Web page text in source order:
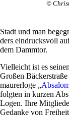
©
Stadt und man
ders ein­drucks­voll
dem Dammtor.
Viel­leicht ist es
Großen
mau­rer­loge „
folgten in kurzen
Logen. Ihre
Gedanke von